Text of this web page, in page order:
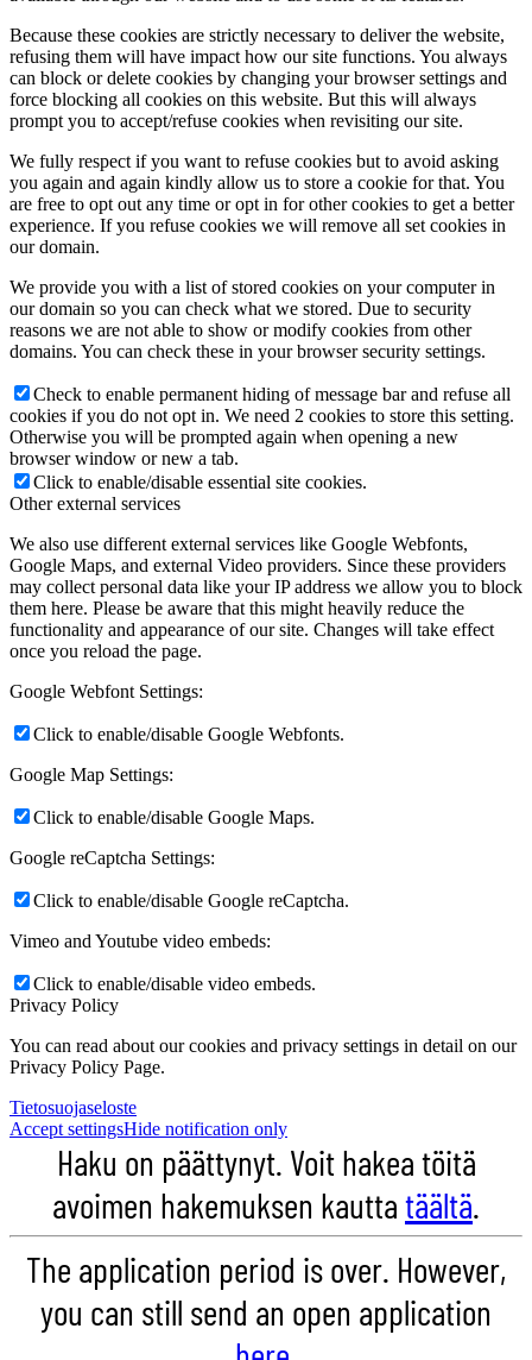
Because these cookies are strictly necessary to deliver the website,
refusing them will have impact how our site functions. You always
can block or delete cookies by changing your browser settings and
force blocking all cookies on this website. But this will always
prompt you to accept/refuse cookies when revisiting our site.
We fully respect if you want to refuse cookies but to avoid asking
you again and again kindly allow us to store a cookie for that. You
are free to opt out any time or opt in for other cookies to get a better
experience. If you refuse cookies we will remove all set cookies in
our domain.
We provide you with a list of stored cookies on your computer in
our domain so you can check what we stored. Due to security
reasons we are not able to show or modify cookies from other
domains. You can check these in your browser security settings.
Check to enable permanent hiding of message bar and refuse all
cookies if you do not opt in. We need 2 cookies to store this setting.
Otherwise you will be prompted again when opening a new
browser window or new a tab.
Click to enable/disable essential site cookies.
Other external services
We also use different external services like Google Webfonts,
Google Maps, and external Video providers. Since these providers
may collect personal data like your IP address we allow you to block
them here. Please be aware that this might heavily reduce the
functionality and appearance of our site. Changes will take effect
once you reload the page.
Google Webfont Settings:
Click to enable/disable Google Webfonts.
Google Map Settings:
Click to enable/disable Google Maps.
Google reCaptcha Settings:
Click to enable/disable Google reCaptcha.
Vimeo and Youtube video embeds:
Click to enable/disable video embeds.
Privacy Policy
You can read about our cookies and privacy settings in detail on our
Privacy Policy Page.
Tietosuojaseloste
Accept settingsHide notification only
Haku on päättynyt. Voit hakea töitä
avoimen hakemuksen kauttatäältä.
The application period is over. However,
you can still send an open application